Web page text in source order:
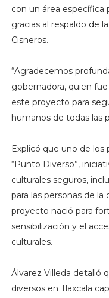
con un área específica
gracias al respaldo de
Cisneros.
“Agradecemos
gobernadora, quien
este proyecto para
humanos de todas las
Explicó que uno de los
“Punto Diverso”,
culturales seguros,
para las personas de la
proyecto nació para
sensibilización y el
culturales.
Álvarez Villeda detalló
diversos en Tlaxcala